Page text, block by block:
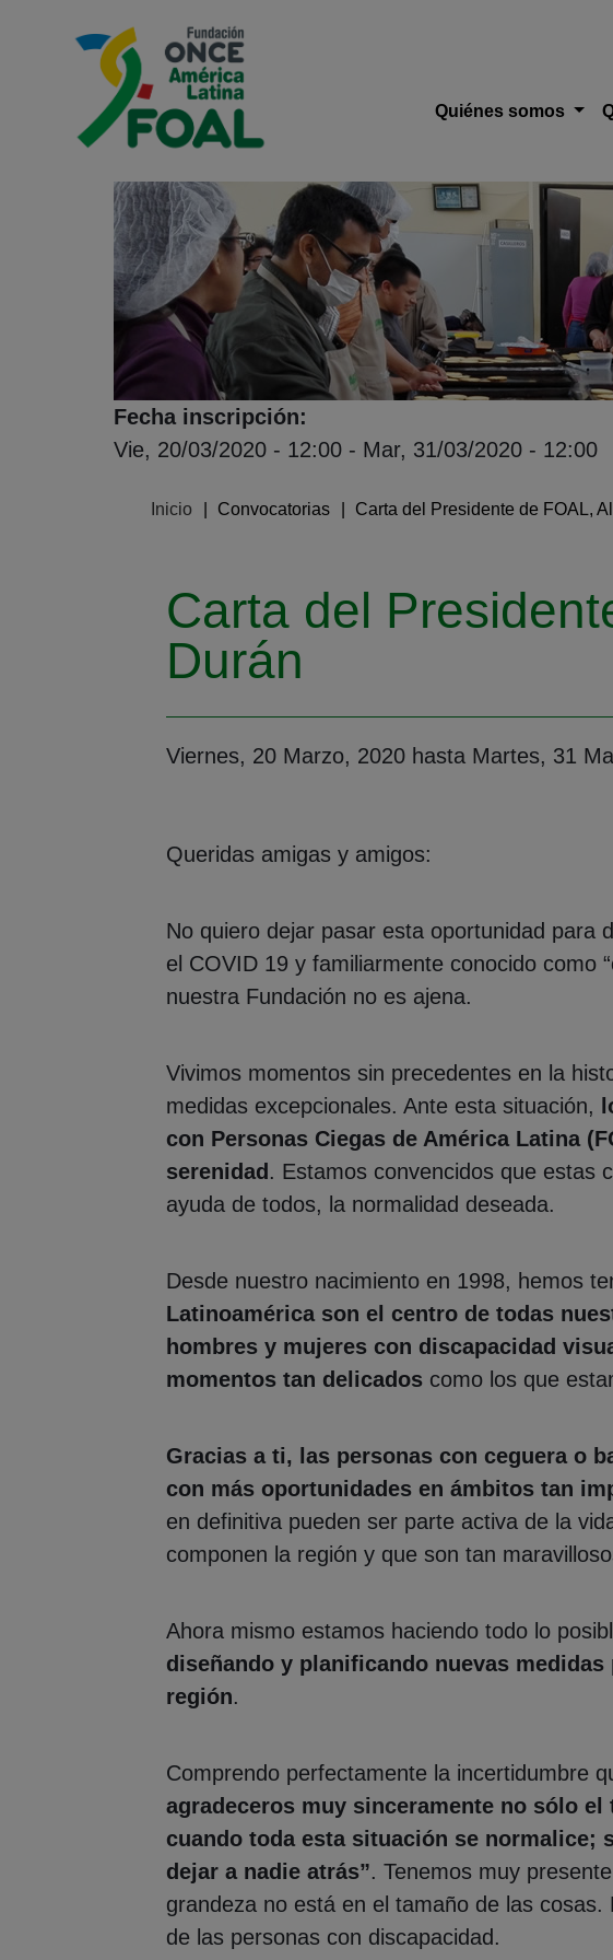
Logo de Fundación ONCE en
Quiénes somos
Fecha inscripción
Vie, 20/03/2020 - 12:00 - Mar, 31/03/2020 - 12:00
Ruta de navegación
Inicio Convocatorias Carta del Presidente de FOAL,
Carta del
Durán
Viernes, 20 Marzo, 2020 hasta Martes, 31
Queridas amigas y amigos:
No quiero dejar pasar esta oportunidad para
el COVID 19 y familiarmente conocido como
nuestra Fundación no es ajena.
Vivimos momentos sin precedentes en la
medidas excepcionales. Ante esta situación,
con Personas Ciegas de América Latina
serenidad. Estamos convencidos que estas
ayuda de todos, la normalidad deseada.
Desde nuestro nacimiento en 1998, hemos
Latinoamérica son el centro de todas
hombres y mujeres con discapacidad
momentos tan delicados como los que
Gracias a ti, las personas con ceguera o
con más oportunidades en ámbitos tan
en definitiva pueden ser parte activa de la
componen la región y que son tan
Ahora mismo estamos haciendo todo lo
diseñando y planificando nuevas
región.
Comprendo perfectamente la incertidumbre
agradeceros muy sinceramente no sólo
cuando toda esta situación se normalice;
dejar a nadie atrás”. Tenemos muy
grandeza no está en el tamaño de las
de las personas con discapacidad.